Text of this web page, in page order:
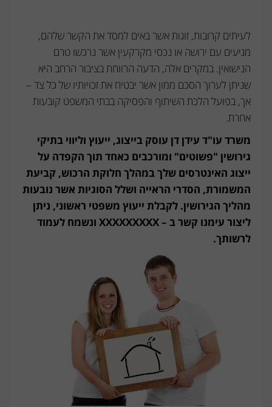
ממון
על
דירה
יכול
על
הזכויות
בנכס?
לעיתים קרובות, זוגות אשר באים למסד את הקשר שלהם,
מגיעים עם ירושה או נכסי מקרקעין אשר נרכשו טרם
הנישואין. במקרים אלה, הדעה הרווחת בציבור הרחב היא
שניתן לערוך הסכם ממון אשר יבטיח את זכויותיו של כל צד –
אך, בפועל הלכת השיתוף והפסיקה בבתי המשפט קובעות
אחרת.
משרד עו"ד עידן דן עוסק בייצוג, ייעוץ וליווי בתיקי
גירושין "פשוטים" ומורכבים כאחד תוך הקפדה על
ייצוג האינטרסים שלך במהלך חלוקת הרכוש, קביעת
המשמורת, הסדרי הראייה ושלל הסוגיות אשר נובעות
מהליך הגירושין. לקבלת ייעוץ משפטי ראשוני, ניתן
ליצור עימנו קשר ב – XXXXXXXXX ונשמח לעמוד
לרשותך.